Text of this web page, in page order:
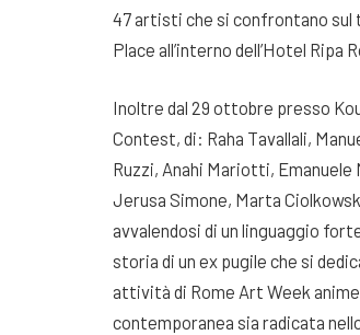
47 artisti che si confrontano sul
Place all’interno dell’Hotel Ripa
Inoltre dal 29 ottobre presso
Contest, di: Raha Tavallali,
Ruzzi, Anahi Mariotti,
Jerusa Simone, Marta
avvalendosi di un linguaggio
storia di un ex pugile che si
attività di Rome Art Week
contemporanea sia radicata